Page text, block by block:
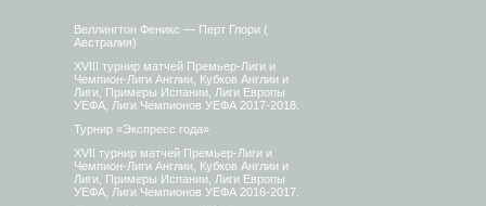
Веллингтон Феникс — Перт Глори (
Австралия)
XVIII турнир матчей Премьер-Лиги и
Чемпион-Лиги Англии, Кубков Англии и
Лиги, Примеры Испании, Лиги Европы
УЕФА, Лиги Чемпионов УЕФА 2017-2018.
Турнир «Экспресс года»
XVII турнир матчей Премьер-Лиги и
Чемпион-Лиги Англии, Кубков Англии и
Лиги, Примеры Испании, Лиги Европы
УЕФА, Лиги Чемпионов УЕФА 2016-2017.